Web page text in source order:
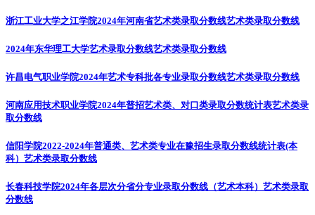
浙江工业大学之江学院2024年河南省艺术类录取分数线艺术类录取分数线
2024年东华理工大学艺术录取分数线艺术类录取分数线
许昌电气职业学院2024年艺术专科批各专业录取分数线艺术类录取分数线
河南应用技术职业学院2024年普招艺术类、对口类录取分数统计表艺术类录
取分数线
信阳学院2022-2024年普通类、艺术类专业在豫招生录取分数线统计表(本
科） 艺术类录取分数线
长春科技学院2024年各层次分省分专业录取分数线（艺术本科） 艺术类录取
分数线